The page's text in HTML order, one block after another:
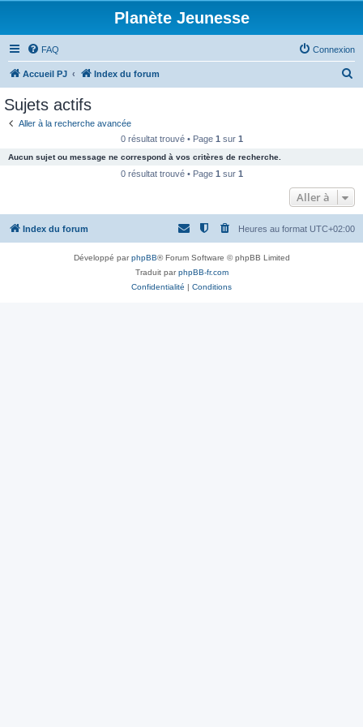
Planète Jeunesse
FAQ Connexion
Accueil PJ Index du forum
c
e
Sujets actifs
Aller à la recherche avancée
0 résultat trouvé • Page 1 sur 1
Aucun sujet ou message ne correspond à vos critères de recherche.
0 résultat trouvé • Page 1 sur 1
Aller à
Index du forum Heures au format UTC+02:00
Développé parphpBB® Forum Software © phpBB Limited
Traduit parphpBB-fr.com
Confidentialité | Conditions